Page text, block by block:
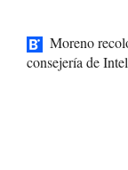
Moreno
consejería de